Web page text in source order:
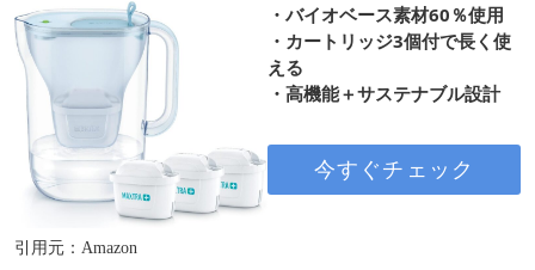
引用元：Amazon
・バイオベース素材60％使用
・カートリッジ3個付で長く使
える
・高機能＋サステナブル設計
今すぐチェック